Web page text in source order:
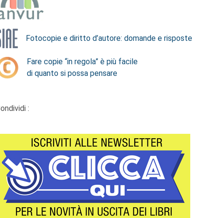
Fotocopie e diritto d’autore: domande e risposte
Fare copie “in regola” è più facile
di quanto si possa pensare
: